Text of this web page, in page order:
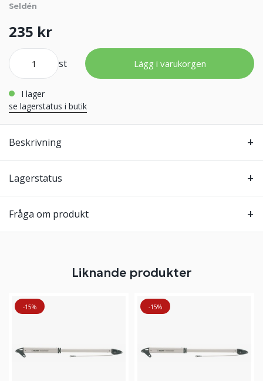
Seldén
235 kr
st Lägg i varukorgen
i lager
se lagerstatus i butik
Beskrivning
Lagerstatus
Fråga om produkt
Liknande produkter
-15% -15%